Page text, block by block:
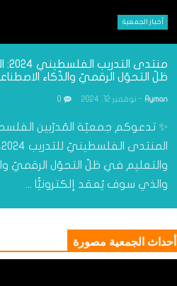
أخبار الجمعية
ظلّ التحوّل الرقميّ والذّكاء
Ayman - نوفمبر 12, 2024 0
✨ تدعوكم جمعيّة المُدرّبين
والتعليم في ظلّ التحوّل الرقميّ
والذي سوف يُعقد إلكترونيًّا ...
أحداث الجمعية مصورة